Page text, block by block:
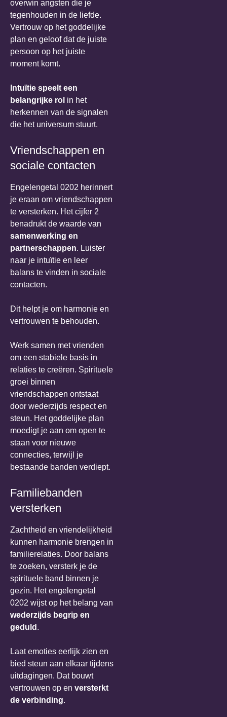
overwin angsten die je
tegenhouden in de liefde.
Vertrouw op het goddelijke
plan en geloof dat de juiste
persoon op het juiste
moment komt.
Intuïtie speelt een
belangrijke rol in het
herkennen van de signalen
die het universum stuurt.
Vriendschappen en
sociale contacten
Engelengetal 0202 herinnert
je eraan om vriendschappen
te versterken. Het cijfer 2
benadrukt de waarde van
samenwerking en
partnerschappen. Luister
naar je intuïtie en leer
balans te vinden in sociale
contacten.
Dit helpt je om harmonie en
vertrouwen te behouden.
Werk samen met vrienden
om een stabiele basis in
relaties te creëren. Spirituele
groei binnen
vriendschappen ontstaat
door wederzijds respect en
steun. Het goddelijke plan
moedigt je aan om open te
staan voor nieuwe
connecties, terwijl je
bestaande banden verdiept.
Familiebanden
versterken
Zachtheid en vriendelijkheid
kunnen harmonie brengen in
familierelaties. Door balans
te zoeken, versterk je de
spirituele band binnen je
gezin. Het engelengetal
0202 wijst op het belang van
wederzijds begrip en
geduld .
Laat emoties eerlijk zien en
bied steun aan elkaar tijdens
uitdagingen. Dat bouwt
vertrouwen op en versterkt
de verbinding.